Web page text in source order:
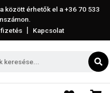
között érhetők el a+36 70 533
| Kapcsolat